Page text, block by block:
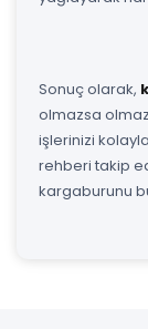
Sonuç olarak,
olmazsa
işlerinizi
rehberi takip
kargaburunu